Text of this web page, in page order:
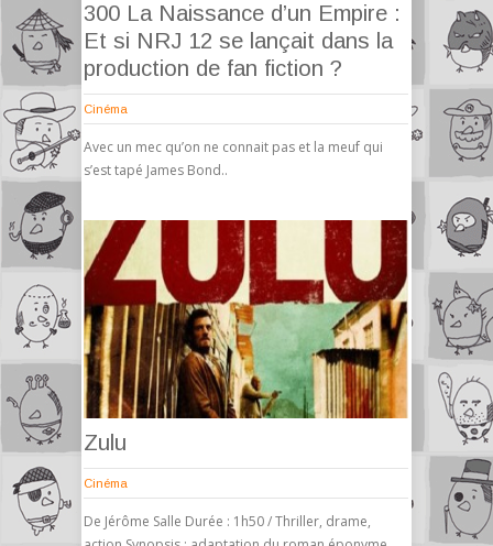
300 La Naissance d’un Empire :
Et si NRJ 12 se lançait dans la
production de fan fiction ?
Cinéma
Avec un mec qu’on ne connait pas et la meuf qui
s’est tapé James Bond..
Zulu
Cinéma
De Jérôme Salle Durée : 1h50 / Thriller, drame,